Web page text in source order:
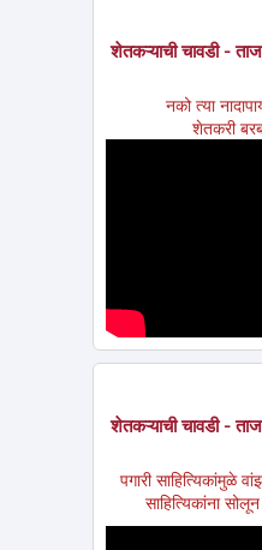
शेतकऱ्याची चावडी -
नको त्या
शेतकरी
शेतकऱ्याची चावडी -
पगारी साहित्यिकांमुळे
साहित्यिकांना